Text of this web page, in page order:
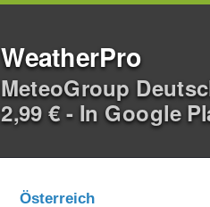
WeatherPro
MeteoGroup
2,99 € - In Google
Österreich